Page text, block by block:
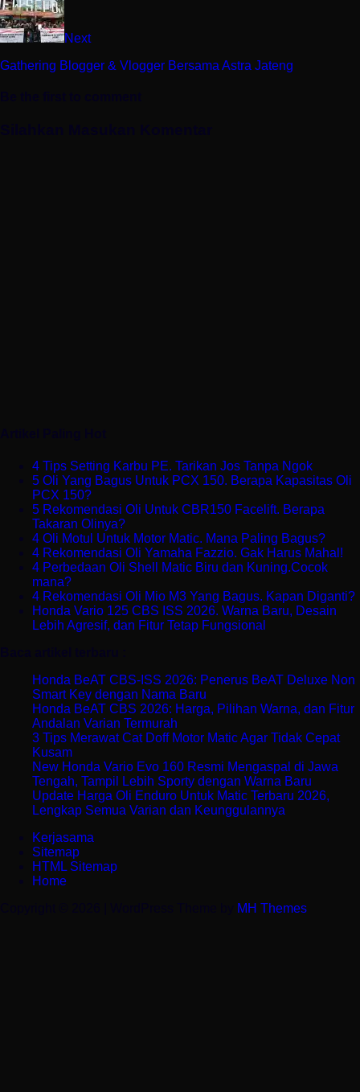
Next
Gathering Blogger & Vlogger Bersama Astra Jateng
4 Tips Setting Karbu PE. Tarikan Jos Tanpa Ngok
5 Oli Yang Bagus Untuk PCX 150. Berapa Kapasitas Oli
PCX 150?
5 Rekomendasi Oli Untuk CBR150 Facelift. Berapa
Takaran Olinya?
4 Oli Motul Untuk Motor Matic. Mana Paling Bagus?
4 Rekomendasi Oli Yamaha Fazzio. Gak Harus Mahal!
4 Perbedaan Oli Shell Matic Biru dan Kuning.Cocok
mana?
4 Rekomendasi Oli Mio M3 Yang Bagus. Kapan Diganti?
Honda Vario 125 CBS ISS 2026. Warna Baru, Desain
Lebih Agresif, dan Fitur Tetap Fungsional
Honda BeAT CBS-ISS 2026: Penerus BeAT Deluxe Non
Smart Key dengan Nama Baru
Honda BeAT CBS 2026: Harga, Pilihan Warna, dan Fitur
Andalan Varian Termurah
3 Tips Merawat Cat Doff Motor Matic Agar Tidak Cepat
Kusam
New Honda Vario Evo 160 Resmi Mengaspal di Jawa
Tengah, Tampil Lebih Sporty dengan Warna Baru
Update Harga Oli Enduro Untuk Matic Terbaru 2026,
Lengkap Semua Varian dan Keunggulannya
Kerjasama
Sitemap
HTML Sitemap
Home
MH Themes